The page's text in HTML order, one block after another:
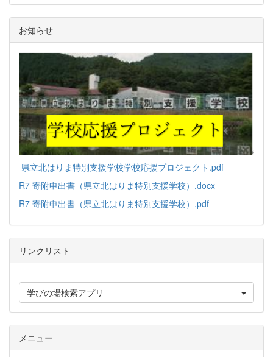
お知らせ
県立北はりま特別支援学校学校応援プロジェクト.pdf
R7 寄附申出書（県立北はりま特別支援学校）.docx
R7 寄附申出書（県立北はりま特別支援学校）.pdf
リンクリスト
学びの場検索アプリ
メニュー